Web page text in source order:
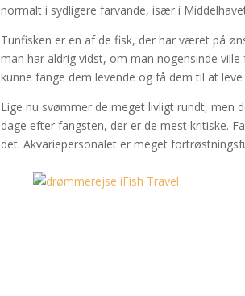
normalt i sydligere farvande, især i
Tunfisken er en af de fisk, der har været på
man har aldrig vidst, om man nogensinde
kunne fange dem levende og få dem til at leve
Lige nu svømmer de meget livligt rundt, men
dage efter fangsten, der er de mest kritiske.
det. Akvariepersonalet er meget